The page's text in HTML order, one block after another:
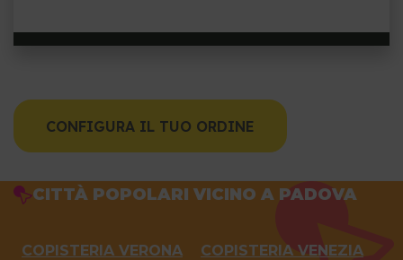
CONFIGURA IL TUO ORDINE
CITTÀ POPOLARI VICINO A PADOVA
COPISTERIA VERONA
COPISTERIA VENEZIA